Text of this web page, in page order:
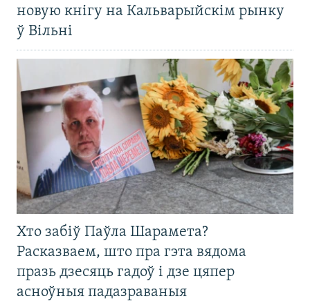
новую кнігу на Кальварыйскім рынку
ў Вільні
Хто забіў Паўла Шарамета?
Расказваем, што пра гэта вядома
празь дзесяць гадоў і дзе цяпер
асноўныя падазраваныя